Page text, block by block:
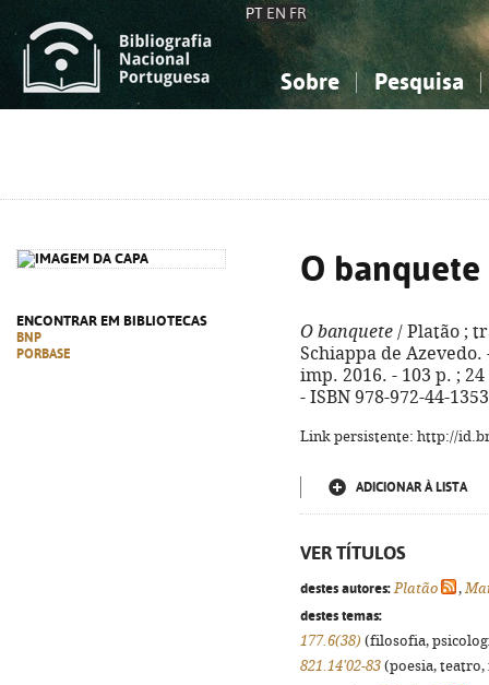
PT EN FR
Sobre Pesquisa
ENCONTRAR EM BIBLIOTECAS
BNP
PORBASE
O banquete
O banquete / Platão ;
Schiappa de Azevedo.
imp. 2016. - 103 p. ;
- ISBN 978-972-44-
Link persistente: http://
ADICIONAR À LISTA
VER TÍTULOS
destes autores: Platão ,
destes temas:
177.6(38) (filosofia,
821.14'02-83 (poesia,